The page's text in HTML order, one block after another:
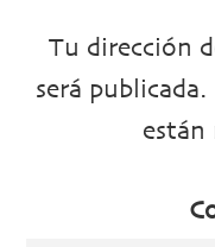
Tu dirección
será publicada.
están